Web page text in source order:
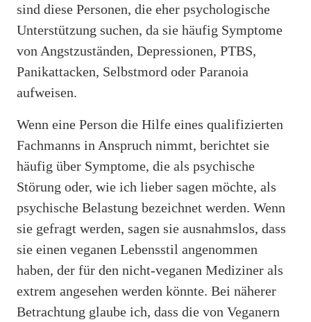
sind diese Personen, die eher psychologische
Unterstützung suchen, da sie häufig Symptome
von Angstzuständen, Depressionen, PTBS,
Panikattacken, Selbstmord oder Paranoia
aufweisen.
Wenn eine Person die Hilfe eines qualifizierten
Fachmanns in Anspruch nimmt, berichtet sie
häufig über Symptome, die als psychische
Störung oder, wie ich lieber sagen möchte, als
psychische Belastung bezeichnet werden. Wenn
sie gefragt werden, sagen sie ausnahmslos, dass
sie einen veganen Lebensstil angenommen
haben, der für den nicht-veganen Mediziner als
extrem angesehen werden könnte. Bei näherer
Betrachtung glaube ich, dass die von Veganern